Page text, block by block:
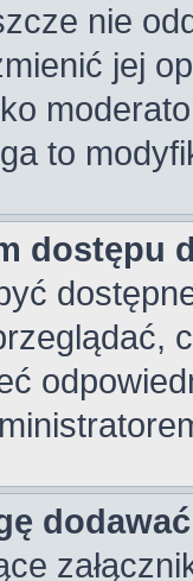
nie
jej
to
dostępu